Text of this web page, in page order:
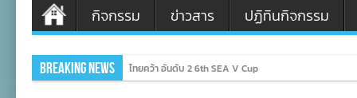
กิจกรรม ข่าวสาร ปฏิทินกิจกรรม
Breaking News หนุ่มไทยล้างตาสำเร็จ! อัดกัมพูช